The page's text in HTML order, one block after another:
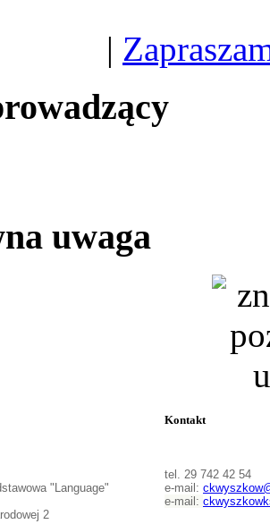
|
uwaga
Kontakt
"Language"
2
tel. 29 742 42 54
e-mail:
e-mail: